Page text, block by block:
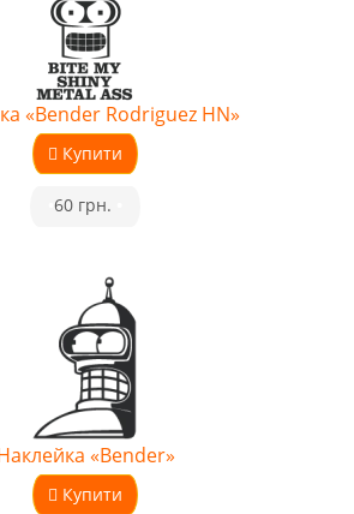
«Bender Rodriguez HN»
Купити
60 грн.
«Bender»
Купити